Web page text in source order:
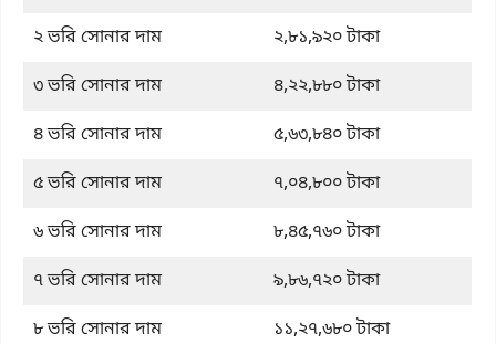
২ ভরি সোনার দাম
২,৮১,৯২০ টাকা
৩ ভরি সোনার দাম
৪,২২,৮৮০ টাকা
৪ ভরি সোনার দাম
৫,৬৩,৮৪০ টাকা
৫ ভরি সোনার দাম
৭,০৪,৮০০ টাকা
৬ ভরি সোনার দাম
৮,৪৫,৭৬০ টাকা
৭ ভরি সোনার দাম
৯,৮৬,৭২০ টাকা
৮ ভরি সোনার দাম
১১,২৭,৬৮০ টাকা